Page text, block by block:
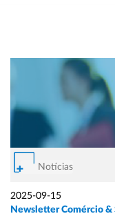
Notícias
2025-09-15
Newsletter Comércio